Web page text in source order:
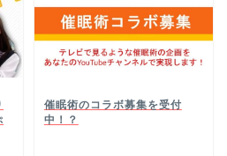
催眠術のコラボ募集を受付
中！？